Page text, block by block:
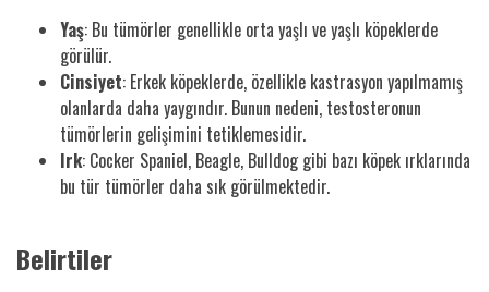
Yaş: Bu tümörler genellikle orta yaşlı ve yaşlı köpeklerde
görülür.
Cinsiyet: Erkek köpeklerde, özellikle kastrasyon yapılmamış
olanlarda daha yaygındır. Bunun nedeni, testosteronun
tümörlerin gelişimini tetiklemesidir.
Irk: Cocker Spaniel, Beagle, Bulldog gibi bazı köpek ırklarında
bu tür tümörler daha sık görülmektedir.
Belirtiler